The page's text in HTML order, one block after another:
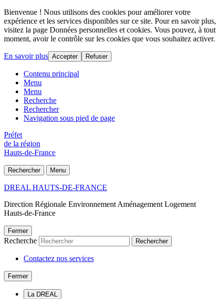
Bienvenue ! Nous utilisons des cookies pour améliorer votre
expérience et les services disponibles sur ce site. Pour en savoir plus,
visitez la page Données personnelles et cookies. Vous pouvez, à tout
moment, avoir le contrôle sur les cookies que vous souhaitez activer.
En savoir plus Accepter Refuser
Contenu principal
Menu
Menu
Recherche
Rechercher
Navigation sous pied de page
Préfet
de la région
Hauts-de-France
Rechercher Menu
DREAL HAUTS-DE-FRANCE
Direction Régionale Environnement Aménagement Logement
Hauts-de-France
Fermer
Recherche Rechercher
Contactez nos services
Fermer
La DREAL